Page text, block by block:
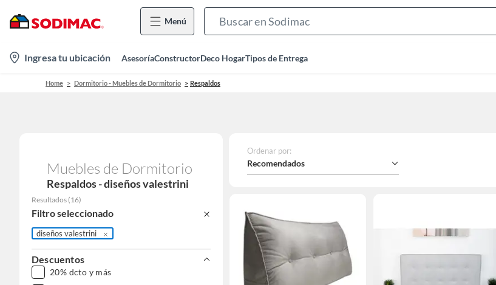
Menú
Bar
location-
icon
Ingresa tu ubicación AsesoríaConstructorDeco HogarTipos de Entrega
Home Dormitorio - Muebles de Dormitorio Respaldos
Muebles de Dormitorio
Respaldos - diseños valestrini
Resultados (16)
Filtro seleccionado
diseños valestrini
Descuentos
20% dcto y más
Ordenar por:
Recomendados